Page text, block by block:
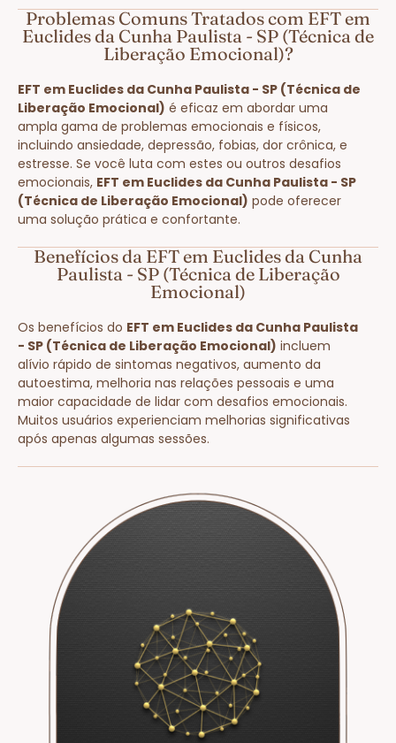
Problemas Comuns Tratados com EFT em
Euclides da Cunha Paulista - SP (Técnica de
Liberação Emocional)?
EFT em Euclides da Cunha Paulista - SP (Técnica de
Liberação Emocional) é eficaz em abordar uma
ampla gama de problemas emocionais e físicos,
incluindo ansiedade, depressão, fobias, dor crônica, e
estresse. Se você luta com estes ou outros desafios
emocionais, EFT em Euclides da Cunha Paulista - SP
(Técnica de Liberação Emocional) pode oferecer
uma solução prática e confortante.
Benefícios da EFT em Euclides da Cunha
Paulista - SP (Técnica de Liberação
Emocional)
Os benefícios do EFT em Euclides da Cunha Paulista
- SP (Técnica de Liberação Emocional) incluem
alívio rápido de sintomas negativos, aumento da
autoestima, melhoria nas relações pessoais e uma
maior capacidade de lidar com desafios emocionais.
Muitos usuários experienciam melhorias significativas
após apenas algumas sessões.